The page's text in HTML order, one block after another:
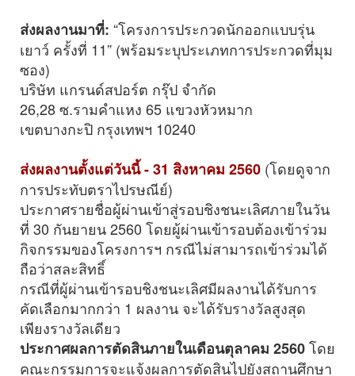
ส่งผลงานมาที่: “โครงการประกวดนักออกแบบรุ่น
เยาว์ ครั้งที่ 11” (พร้อมระบุประเภทการประกวดที่มุม
ซอง)
บริษัท แกรนด์สปอร์ต กรุ๊ป จำกัด
26,28 ซ.รามคำแหง 65 แขวงหัวหมาก
เขตบางกะปิ กรุงเทพฯ 10240
ส่งผลงานตั้งแต่วันนี้ - 31 สิงหาคม 2560 (โดยดูจาก
การประทับตราไปรษณีย์)
ประกาศรายชื่อผู้ผ่านเข้าสู่รอบชิงชนะเลิศภายในวัน
ที่ 30 กันยายน 2560 โดยผู้ผ่านเข้ารอบต้องเข้าร่วม
กิจกรรมของโครงการฯ กรณีไม่สามารถเข้าร่วมได้
ถือว่าสละสิทธิ์
กรณีที่ผู้ผ่านเข้ารอบชิงชนะเลิศมีผลงานได้รับการ
คัดเลือกมากกว่า 1 ผลงาน จะได้รับรางวัลสูงสุด
เพียงรางวัลเดียว
ประกาศผลการตัดสินภายในเดือนตุลาคม 2560โดย
คณะกรรมการจะแจ้งผลการตัดสินไปยังสถานศึกษา